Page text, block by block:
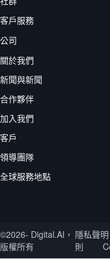
客戶服務
公司
關於我們
新聞與新聞
合作夥伴
加入我們
客戶
領導團隊
全球服務地點
©2026- Digital.AI，
版權所有
隱私聲明
則